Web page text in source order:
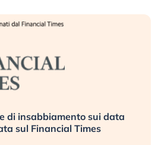
di insabbiamento sui data
sul Financial Times